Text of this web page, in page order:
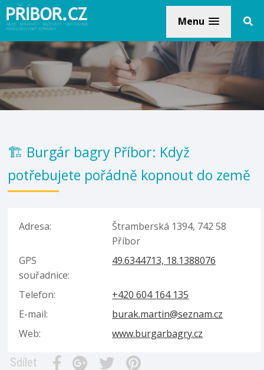
Menu
🏗️ Burgár bagry Příbor: Když
potřebujete pořádně kopnout do země
Adresa:
Štramberská 1394, 742 58
Příbor
GPS
souřadnice:
49.6344713, 18.1388076
Telefon:
+420 604 164 135
E-mail:
burak.martin@seznam.cz
Web:
www.burgarbagry.cz
Sdílet